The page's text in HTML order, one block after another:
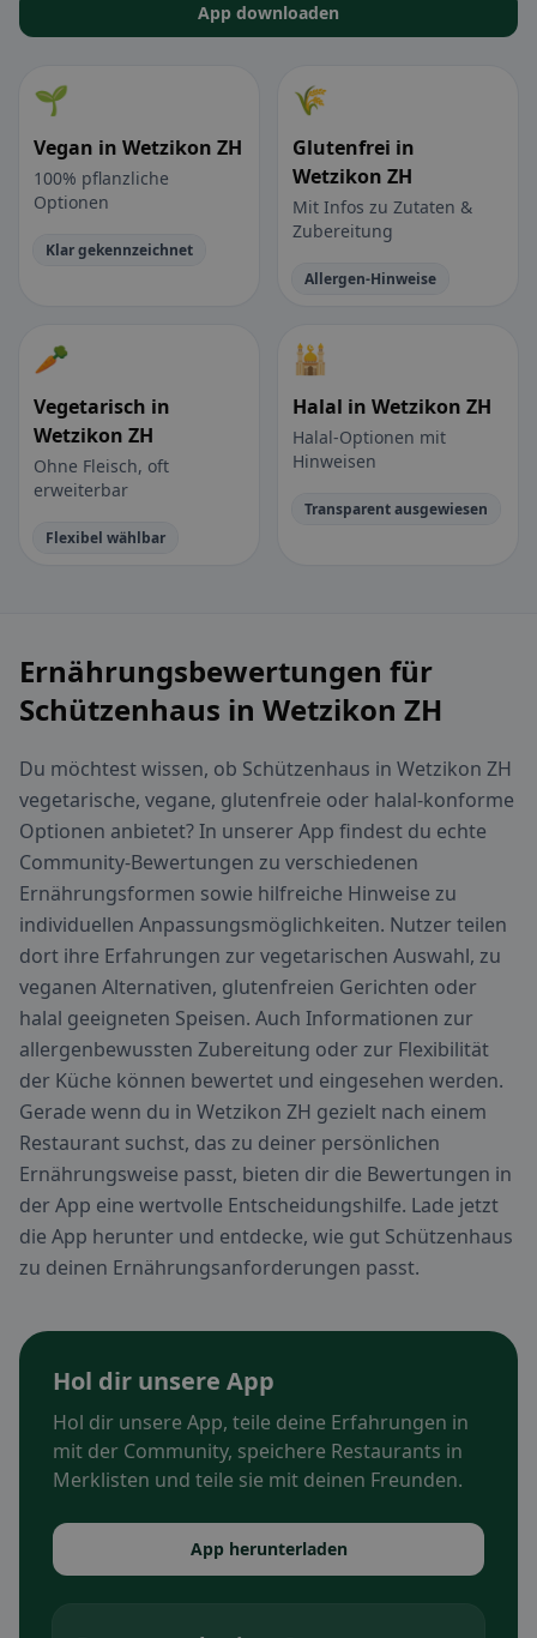
App downloaden
🌱
Vegan in Wetzikon ZH
100% pflanzliche
Optionen
Klar gekennzeichnet
🌾
Glutenfrei in
Wetzikon ZH
Mit Infos zu Zutaten &
Zubereitung
Allergen-Hinweise
🥕
Vegetarisch in
Wetzikon ZH
Ohne Fleisch, oft
erweiterbar
Flexibel wählbar
🕌
Halal in Wetzikon ZH
Halal-Optionen mit
Hinweisen
Transparent ausgewiesen
Ernährungsbewertungen für
Schützenhaus in Wetzikon ZH
Du möchtest wissen, ob Schützenhaus in Wetzikon ZH
vegetarische, vegane, glutenfreie oder halal-konforme
Optionen anbietet? In unserer App findest du echte
Community-Bewertungen zu verschiedenen
Ernährungsformen sowie hilfreiche Hinweise zu
individuellen Anpassungsmöglichkeiten. Nutzer teilen
dort ihre Erfahrungen zur vegetarischen Auswahl, zu
veganen Alternativen, glutenfreien Gerichten oder
halal geeigneten Speisen. Auch Informationen zur
allergenbewussten Zubereitung oder zur Flexibilität
der Küche können bewertet und eingesehen werden.
Gerade wenn du in Wetzikon ZH gezielt nach einem
Restaurant suchst, das zu deiner persönlichen
Ernährungsweise passt, bieten dir die Bewertungen in
der App eine wertvolle Entscheidungshilfe. Lade jetzt
die App herunter und entdecke, wie gut Schützenhaus
zu deinen Ernährungsanforderungen passt.
Hol dir unsere App
Hol dir unsere App, teile deine Erfahrungen in
mit der Community, speichere Restaurants in
Merklisten und teile sie mit deinen Freunden.
App herunterladen